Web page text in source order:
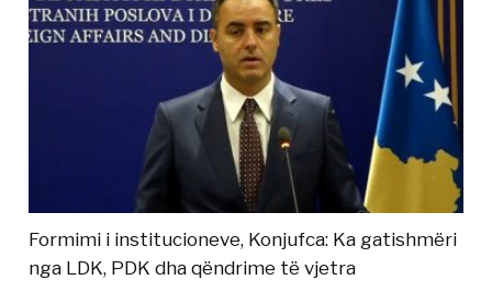
Formimi i institucioneve, Konjufca: Ka gatishmëri
nga LDK, PDK dha qëndrime të vjetra